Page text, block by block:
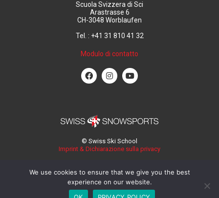
Scuola Svizzera di Sci
Arastrasse 6
CH-3048 Worblaufen
Tel. : +41 31 810 41 32
Modulo di contatto
© Swiss Ski School
Imprint & Dichiarazione sulla privacy
We use cookies to ensure that we give you the best
experience on our website.